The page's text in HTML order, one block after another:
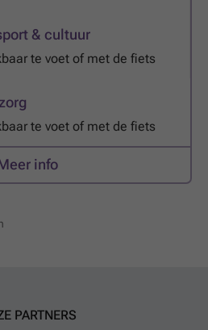
& cultuur
te voet of met de fiets
te voet of met de fiets
Meer info
PARTNERS